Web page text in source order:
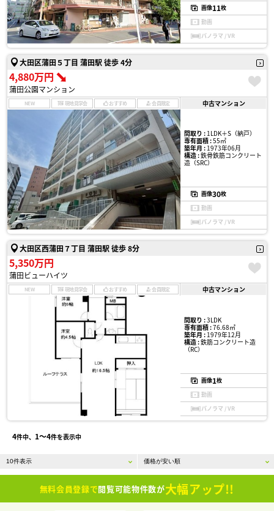
画像11枚
動画
パノラマ / VR
大田区蒲田５丁目 蒲田駅 徒歩 4分
4,880万円
蒲田公園マンション
NEW 現地見学会 おすすめ 会員限定 中古マンション
間取り :1LDK＋S（納戸）
専有面積 :55㎡
築年月 :1973年06月
構造 :鉄骨鉄筋コンクリート
造（SRC）
画像30枚
動画
パノラマ / VR
大田区西蒲田７丁目 蒲田駅 徒歩 8分
5,350万円
蒲田ビューハイツ
NEW 現地見学会 おすすめ 会員限定 中古マンション
間取り :3LDK
専有面積 :76.68㎡
築年月 :1979年12月
構造 :鉄筋コンクリート造
（RC）
画像1枚
動画
パノラマ / VR
4件中、 1〜4件を表示中
無料会員登録で閲覧可能物件数が大幅アップ!!